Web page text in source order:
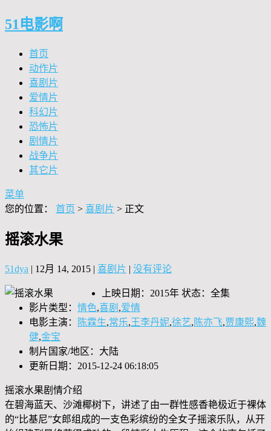
51电影啊
首页
动作片
喜剧片
爱情片
科幻片
恐怖片
剧情片
战争片
其它片
菜单
您的位置： 首页 > 喜剧片 > 正文
摇滚水果
51dya | 12月 14, 2015 | 喜剧片 | 没有评论
上映日期：2015年 状态：全集
影片类型： 情色,喜剧 ,爱情
电影主演：
陈霖生,常乐,王李丹妮,徐艺, 陈亦飞,贾康熙,魏
健,金宝
制片国家/地区：大陆
更新日期：2015-12-24 06:18:05
摇滚水果剧情介绍
在碧海蓝天、沙滩椰树下，讲述了由一群性感香艳极近于裸体
的“比基尼”女郎组成的一支色彩缤纷的全女子摇滚乐队，从开